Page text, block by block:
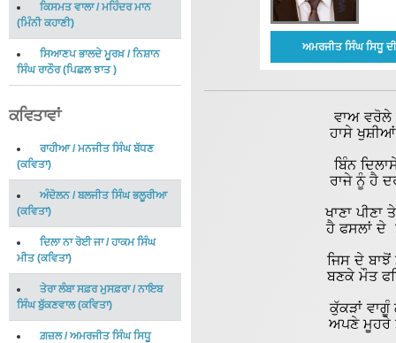
ਕਿਸਮਤ ਵਾਲਾ/ ਮਹਿੰਦਰ ਮਾਨ
(ਮਿੰਨੀ ਕਹਾਣੀ)
ਸਿਆਣਪ ਭਾਲਦੇ ਮੂਰਖ਼/ਨਿਸ਼ਾਨ
ਸਿੰਘ ਰਾਠੌਰ(ਪਿਛਲ ਝਾਤ)
ਕਵਿਤਾਵਾਂ
ਰਾਹੀਆ/ਮਨਜੀਤ ਸਿੰਘ ਬੱਧਣ
(ਕਵਿਤਾ)
ਅੰਦੋਲਨ/ ਬਲਜੀਤ ਸਿੰਘ ਭਲੂਰੀਆ
(ਕਵਿਤਾ)
ਦਿਲਾ ਨਾ ਰੋਈ ਜਾ/ਹਾਕਮ ਸਿੰਘ
ਮੀਤ(ਕਵਿਤਾ)
ਤੇਰਾ ਲੰਬਾ ਸਫ਼ਰ ਮੁਸਫ਼ਰਾ/ਨਾਇਬ
ਸਿੰਘ ਬੁੱਕਣਵਾਲ(ਕਵਿਤਾ)
ਗ਼ਜ਼ਲ/ਅਮਰਜੀਤ ਸਿੰਘ ਸਿਧੂ
ਅਮਰਜੀਤ ਸਿੰਘ ਸਿਧੂ
ਵਾਅ
ਹਾਸੇ
ਬਿੰਨ
ਰਾਜੇ ਨੂੰ ਹੈ
ਖਾਣਾ
ਹੈ ਫਸਲਾਂ ਦੇ
ਜਿਸ ਦੇ
ਬਣਕੇ ਮੌਤ
ਕੁੱਕੜਾਂ
ਅਪਣੇ ਮੂਹਰੇ